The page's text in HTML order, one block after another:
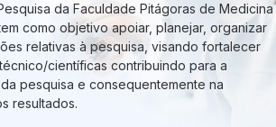
da Faculdade Pitágoras de Medicina
como objetivo apoiar, planejar, organizar
relativas à pesquisa, visando fortalecer
científicas contribuindo para a
pesquisa e consequentemente na
resultados.